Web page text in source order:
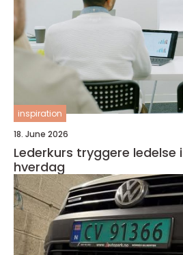
inspiration
18. June 2026
Lederkurs tryggere ledelse i en travel
hverdag